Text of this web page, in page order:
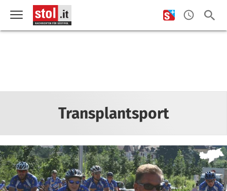
Transplantsport